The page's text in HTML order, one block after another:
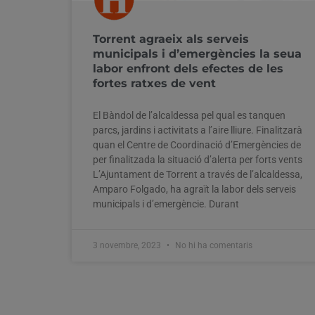
Torrent agraeix als serveis
municipals i d’emergències la seua
labor enfront dels efectes de les
fortes ratxes de vent
El Bàndol de l’alcaldessa pel qual es tanquen
parcs, jardins i activitats a l’aire lliure. Finalitzarà
quan el Centre de Coordinació d’Emergències de
per finalitzada la situació d’alerta per forts vents
L’Ajuntament de Torrent a través de l’alcaldessa,
Amparo Folgado, ha agraït la labor dels serveis
municipals i d’emergèncie. Durant
3 novembre, 2023 No hi ha comentaris